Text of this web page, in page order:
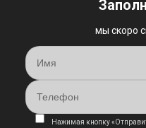
мы скоро
Нажимая кнопку